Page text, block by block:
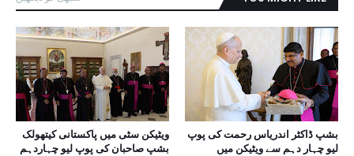
بشپ ڈاکٹر اندریاس رحمت کی پوپ
لیو چہار دہم سے ویٹیکن میں
ویٹیکن سٹی میں پاکستانی کیتھولک
بشپ صاحبان کی پوپ لیو چہاردہم